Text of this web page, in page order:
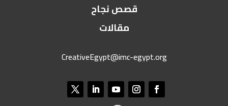
قصص نجاح
مقالات
CreativeEgypt@imc-egypt.org